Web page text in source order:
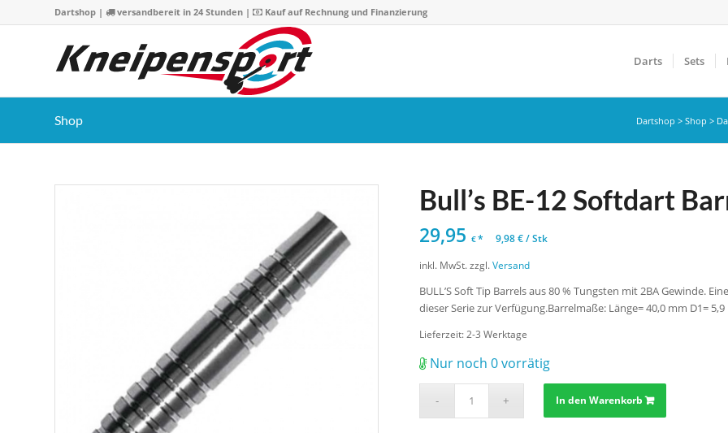
Dartshop | versandbereit in 24 Stunden | Kauf auf Rechnung und Finanzierung
Darts Sets
Shop Dartshop > Shop >
Bull’s BE-12 Softdart
29,95€* 9,98€/Stk
inkl. MwSt. zzgl.Versand
BULL’S Soft Tip Barrels aus 80 % Tungsten mit 2BA Gewinde.
dieser Serie zur Verfügung.Barrelmaße: Länge= 40,0 mm D1=
Lieferzeit: 2-3 Werktage
Nur noch 0 vorrätig
In den Warenkorb